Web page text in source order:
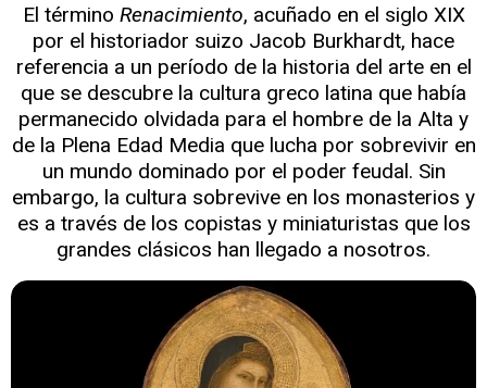
El término Renacimiento, acuñado en el siglo XIX
por el historiador suizo Jacob Burkhardt, hace
referencia a un período de la historia del arte en el
que se descubre la cultura greco latina que había
permanecido olvidada para el hombre de la Alta y
de la Plena Edad Media que lucha por sobrevivir en
un mundo dominado por el poder feudal. Sin
embargo, la cultura sobrevive en los monasterios y
es a través de los copistas y miniaturistas que los
grandes clásicos han llegado a nosotros.